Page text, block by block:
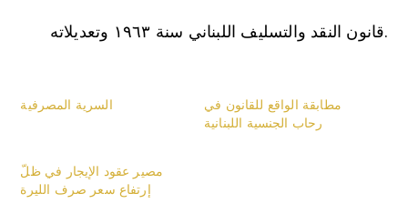
قانون النقد والتسليف اللبناني سنة ١٩٦٣ وتعديلاته.
السرية المصرفية
مطابقة الواقع للقانون في
رحاب الجنسية اللبنانية
مصير عقود الإيجار في ظلّ
إرتفاع سعر صرف الليرة